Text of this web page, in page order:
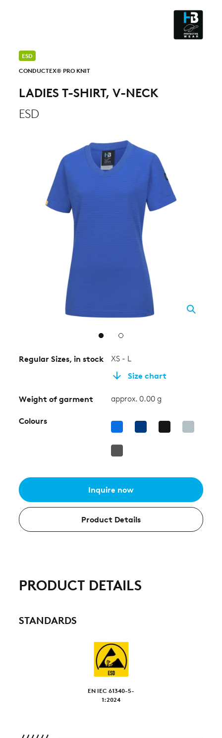
ESD
CONDUCTEX® PRO KNIT
LADIES T-SHIRT, V-NECK
ESD
Regular Sizes, in stock XS - L
Size chart
Weight of garment approx. 0.00 g
Colours
Inquire now
Product Details
PRODUCT DETAILS
STANDARDS
EN IEC 61340-5-
1:2024